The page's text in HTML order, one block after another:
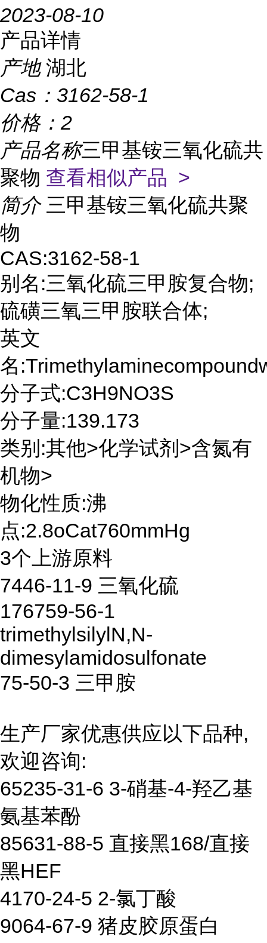
2023-08-10
产品详情
产地 湖北
Cas： 3162-58-1
价格： 2
产品名称三甲基铵三氧化硫共
聚物 查看相似产品 >
简介 三甲基铵三氧化硫共聚
物
CAS:3162-58-1
别名:三氧化硫三甲胺复合物;
硫磺三氧三甲胺联合体;
英文
名
分子式:C3H9NO3S
分子量:139.173
类别:其他>化学试剂>含氮有
机物>
物化性质:沸
点:2.8oCat760mmHg
3个上游原料
7446-11-9 三氧化硫
176759-56-1
trimethylsilylN,N-
dimesylamidosulfonate
75-50-3 三甲胺
生产厂家优惠供应以下品种,
欢迎咨询:
65235-31-6 3-硝基-4-羟乙基
氨基苯酚
85631-88-5 直接黑168/直接
黑HEF
4170-24-5 2-氯丁酸
9064-67-9 猪皮胶原蛋白